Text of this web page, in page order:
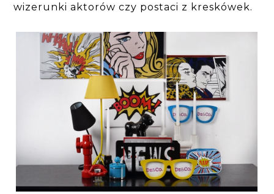
wizerunki aktorów czy postaci z kreskówek.